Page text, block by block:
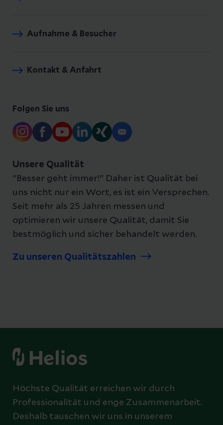
Aufnahme & Besucher
Kontakt & Anfahrt
Folgen Sie uns
Unsere Qualität
"Besser geht immer!" Daher ist Qualität bei
uns nicht nur ein Wort, es ist ein Versprechen.
Seit mehr als 25 Jahren messen und
optimieren wir unsere Qualität, damit Sie
bestmöglich und sicher behandelt werden.
Zu unseren Qualitätszahlen
Höchste Qualität erreichen wir durch
Professionalität und enge Zusammenarbeit.
Deshalb tauschen wir uns in unserem